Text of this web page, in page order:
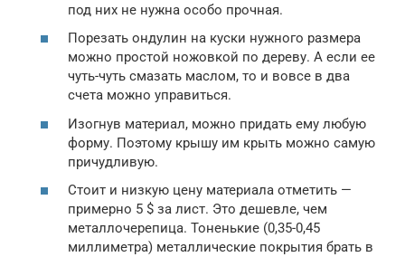
под них не нужна особо прочная.
Порезать ондулин на куски нужного размера
можно простой ножовкой по дереву. А если ее
чуть-чуть смазать маслом, то и вовсе в два
счета можно управиться.
Изогнув материал, можно придать ему любую
форму. Поэтому крышу им крыть можно самую
причудливую.
Стоит и низкую цену материала отметить —
примерно 5 $ за лист. Это дешевле, чем
металлочерепица. Тоненькие (0,35-0,45
миллиметра) металлические покрытия брать в